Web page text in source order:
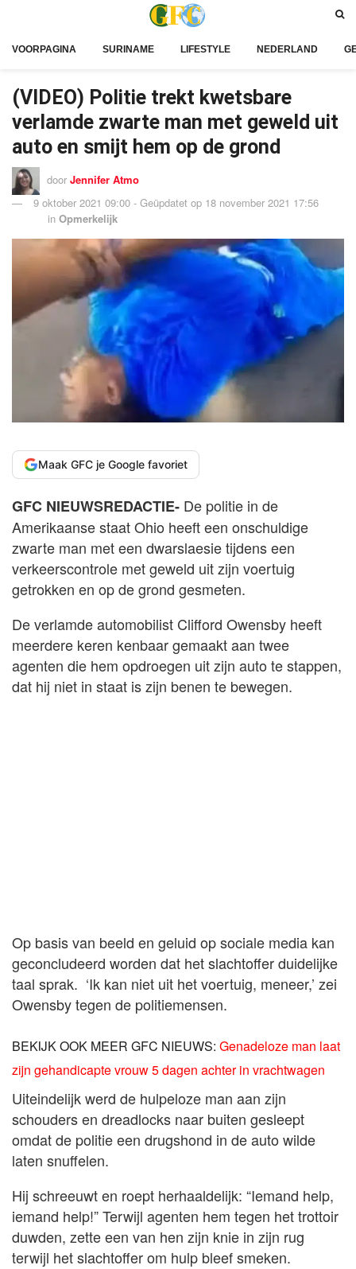
VOORPAGINA SURINAME LIFESTYLE NEDERLAND
(VIDEO) Politie trekt kwetsbare
verlamde zwarte man met geweld uit
auto en smijt hem op de grond
door Jennifer Atmo
9 oktober 2021 09:00 - Geüpdatet op 18 november 2021 17:56
in Opmerkelijk
Maak GFC je Google favoriet
GFC NIEUWSREDACTIE- De politie in de
Amerikaanse staat Ohio heeft een onschuldige
zwarte man met een dwarslaesie tijdens een
verkeerscontrole met geweld uit zijn voertuig
getrokken en op de grond gesmeten.
De verlamde automobilist Clifford Owensby heeft
meerdere keren kenbaar gemaakt aan twee
agenten die hem opdroegen uit zijn auto te stappen,
dat hij niet in staat is zijn benen te bewegen.
Op basis van beeld en geluid op sociale media kan
geconcludeerd worden dat het slachtoffer duidelijke
taal sprak. ‘Ik kan niet uit het voertuig, meneer,’ zei
Owensby tegen de politiemensen.
BEKIJK OOK MEER GFC NIEUWS: Genadeloze man laat
zijn gehandicapte vrouw 5 dagen achter in vrachtwagen
Uiteindelijk werd de hulpeloze man aan zijn
schouders en dreadlocks naar buiten gesleept
omdat de politie een drugshond in de auto wilde
laten snuffelen.
Hij schreeuwt en roept herhaaldelijk: “Iemand help,
iemand help!” Terwijl agenten hem tegen het trottoir
duwden, zette een van hen zijn knie in zijn rug
terwijl het slachtoffer om hulp bleef smeken.